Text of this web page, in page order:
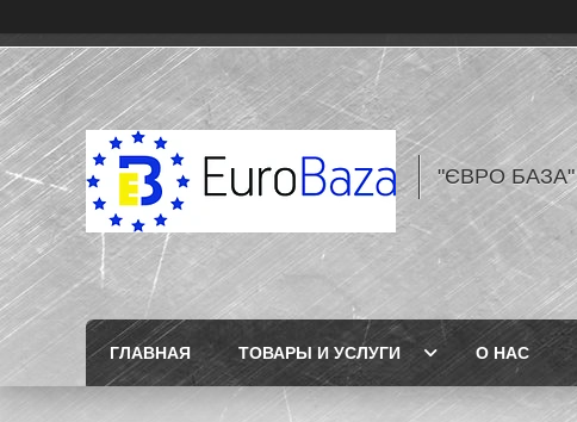
"ЄВРО БАЗА"
ГЛАВНАЯ ТОВАРЫ И УСЛУГИ О НАС